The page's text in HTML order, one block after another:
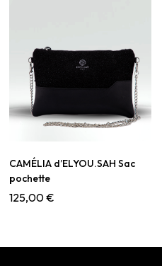
CAMÉLIA d’ELYOU.SAH Sac
pochette
125,00€